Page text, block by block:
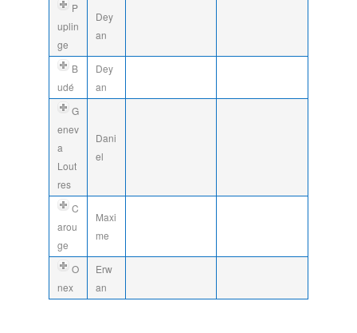
P
uplin
ge
Dey
an
B
udé
Dey
an
G
enev
a
Lout
res
Dani
el
C
arou
ge
Maxi
me
O
nex
Erw
an